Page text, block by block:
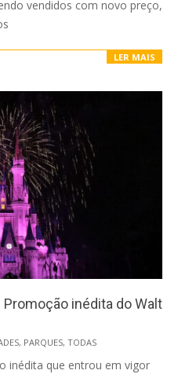
vendidos com novo preço,
LER MAIS
Promoção inédita do Walt
, PARQUES, TODAS
inédita que entrou em vigor